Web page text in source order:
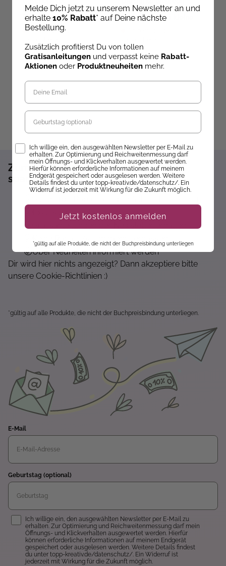
Multimuster-Tuch mit
Bobbel stricken (Knit-
Along 2026)
Ab dem 24.09.26
39,95 €
DIDDL und seinen
Freunden - Das kleine
12,99 €
Zum Newsletter anmelden und 10%
sparen!*
Exklusive Angebote erhalten
Über Neuheiten informiert werden
Dir wird hier nichts angezeigt? Dann akzeptiere bitte
unsere Cookie-Richtlinien :)
*gültig auf alle Produkte, die nicht der Buchpreisbindung unterliegen.
E-Mail
Geburtstag (optional)
Einwilligung
Ich willige ein, den ausgewählten Newsletter per E-Mail zu
erhalten. Zur Optimierung und Reichweitenmessung darf mein
Öffnungs- und Klickverhalten ausgewertet werden. Hierfür
können erforderliche Informationen auf meinem Endgerät
gespeichert oder ausgelesen werden. Weitere Details findest
du unter topp-kreativ.de/datenschutz/. Ein Widerruf ist
jederzeit mit Wirkung für die Zukunft möglich.
Melde Dich jetzt zu unserem Newsletter an und
erhalte 10% Rabatt* auf Deine nächste
Bestellung.
Zusätzlich profitierst Du von tollen
Gratisanleitungen und verpasst keine Rabatt-
Aktionen oder Produktneuheiten mehr.
Geburtstag
Opt-InIch willige ein, den ausgewählten Newsletter per E-Mail zu
erhalten. Zur Optimierung und Reichweitenmessung darf
mein Öffnungs- und Klickverhalten ausgewertet werden.
Hierfür können erforderliche Informationen auf meinem
Endgerät gespeichert oder ausgelesen werden. Weitere
Details findest du unter topp-kreativ.de/datenschutz/. Ein
Widerruf ist jederzeit mit Wirkung für die Zukunft möglich.
Jetzt kostenlos anmelden
*gültig auf alle Produkte, die nicht der Buchpreisbindung unterliegen